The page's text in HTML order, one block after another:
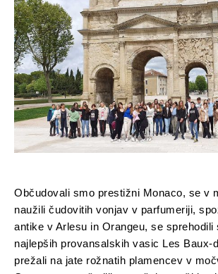
Občudovali smo prestižni Monaco, se v
naužili čudovitih vonjav v parfumeriji,
antike v Arlesu in Orangeu, se sprehodili
najlepših provansalskih vasic Les Baux-
prežali na jate rožnatih plamencev v